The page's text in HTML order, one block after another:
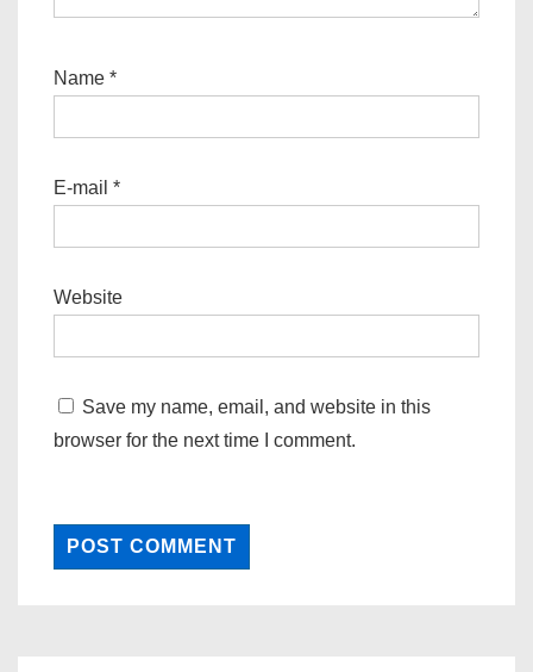
Name *
E-mail *
Website
Save my name, email, and website in this
browser for the next time I comment.